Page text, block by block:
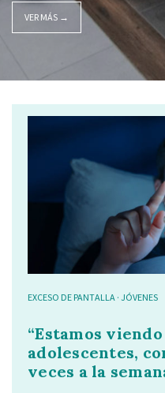
VER MÁS →
EXCESO DE PANTALLA · JÓVENES
“Estamos
adolescentes,
veces a la